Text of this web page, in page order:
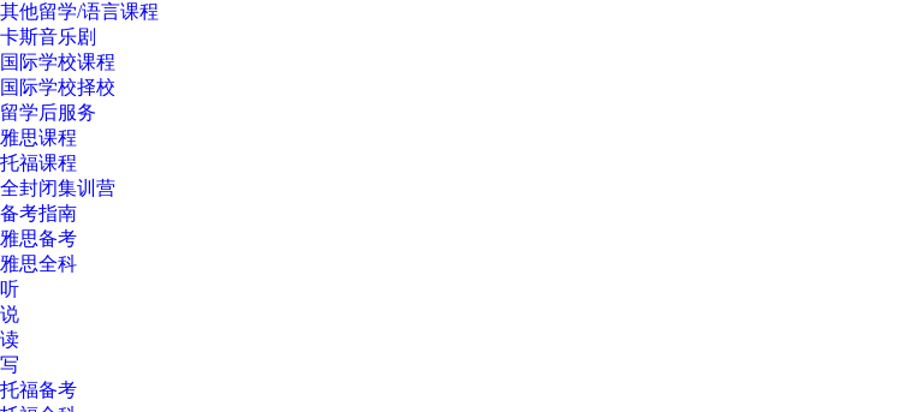
其他留学/语言课程
卡斯音乐剧
国际学校课程
国际学校择校
留学后服务
雅思课程
托福课程
全封闭集训营
备考指南
雅思备考
雅思全科
听
说
读
写
托福备考